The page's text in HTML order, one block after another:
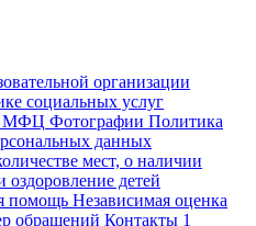
организации
социальных услуг
МФЦ Фотографии Политика
данных
мест, о наличии
детей
помощь Независимая оценка
обращений Контакты 1